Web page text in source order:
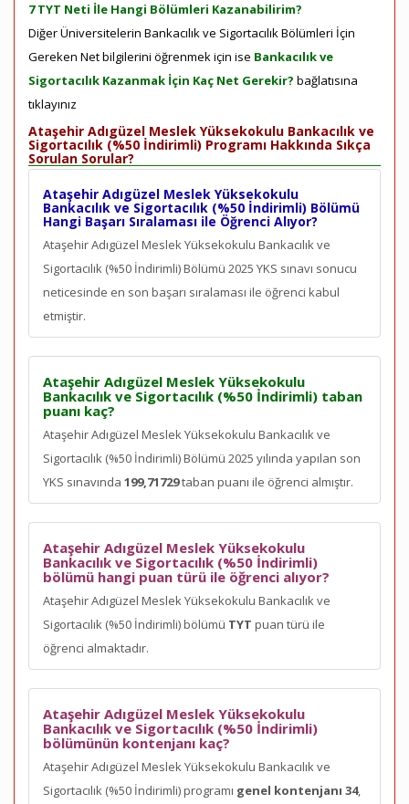
7 TYT Neti İle Hangi Bölümleri Kazanabilirim?
Diğer Üniversitelerin Bankacılık ve Sigortacılık Bölümleri İçin
Gereken Net bilgilerini öğrenmek için ise Bankacılık ve
Sigortacılık Kazanmak İçin Kaç Net Gerekir? bağlatısına
tıklayınız
Ataşehir Adıgüzel Meslek Yüksekokulu Bankacılık ve
Sigortacılık (%50 İndirimli) Programı Hakkında Sıkça
Sorulan Sorular?
Ataşehir Adıgüzel Meslek Yüksekokulu
Bankacılık ve Sigortacılık (%50 İndirimli) Bölümü
Hangi Başarı Sıralaması ile Öğrenci Alıyor?
Ataşehir Adıgüzel Meslek Yüksekokulu Bankacılık ve
Sigortacılık (%50 İndirimli) Bölümü 2025 YKS sınavı sonucu
neticesinde en son başarı sıralaması ile öğrenci kabul
etmiştir.
Ataşehir Adıgüzel Meslek Yüksekokulu
Bankacılık ve Sigortacılık (%50 İndirimli) taban
puanı kaç?
Ataşehir Adıgüzel Meslek Yüksekokulu Bankacılık ve
Sigortacılık (%50 İndirimli) Bölümü 2025 yılında yapılan son
YKS sınavında 199,71729taban puanı ile öğrenci almıştır.
Ataşehir Adıgüzel Meslek Yüksekokulu
Bankacılık ve Sigortacılık (%50 İndirimli)
bölümü hangi puan türü ile öğrenci alıyor?
Ataşehir Adıgüzel Meslek Yüksekokulu Bankacılık ve
Sigortacılık (%50 İndirimli) bölümü TYT puan türü ile
öğrenci almaktadır.
Ataşehir Adıgüzel Meslek Yüksekokulu
Bankacılık ve Sigortacılık (%50 İndirimli)
bölümünün kontenjanı kaç?
Ataşehir Adıgüzel Meslek Yüksekokulu Bankacılık ve
Sigortacılık (%50 İndirimli) programı genel kontenjanı 34,